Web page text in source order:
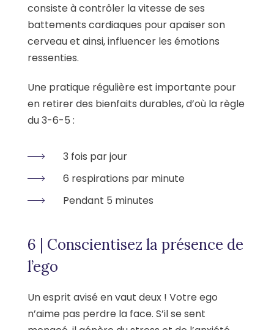
consiste à contrôler la vitesse de ses
battements cardiaques pour apaiser son
cerveau et ainsi, influencer les émotions
ressenties.
Une pratique régulière est importante pour
en retirer des bienfaits durables, d’où la règle
du 3-6-5 :
3 fois par jour
6 respirations par minute
Pendant 5 minutes
6 | Conscientisez la présence de
l’ego
Un esprit avisé en vaut deux ! Votre ego
n’aime pas perdre la face. S’il se sent